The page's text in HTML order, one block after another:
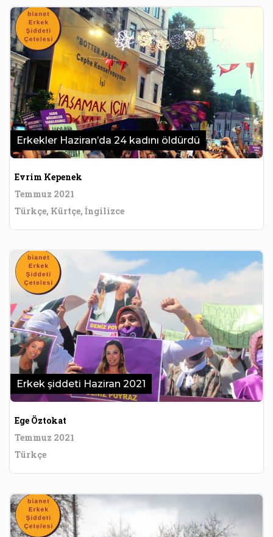
Erkekler Haziran’da 24 kadını öldürdü
Evrim Kepenek
Temmuz 2021
Türkçe, Kürtçe, İngilizce
Erkek şiddeti Haziran 2021
Ege Öztokat
Temmuz 2021
Türkçe